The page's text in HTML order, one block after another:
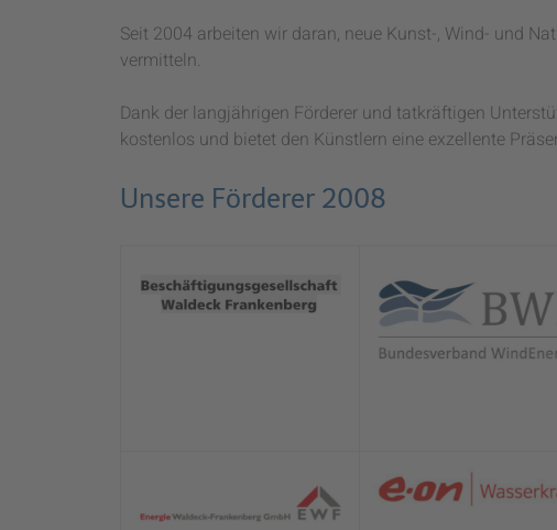
Seit 2004 arbeiten wir daran, neue Kunst-, Wind- und
vermitteln.
Dank der langjährigen Förderer und tatkräftigen
kostenlos und bietet den Künstlern eine exzellente
Unsere Förderer 2008